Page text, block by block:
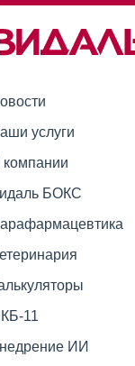
услуги
БОКС
11
ИИ